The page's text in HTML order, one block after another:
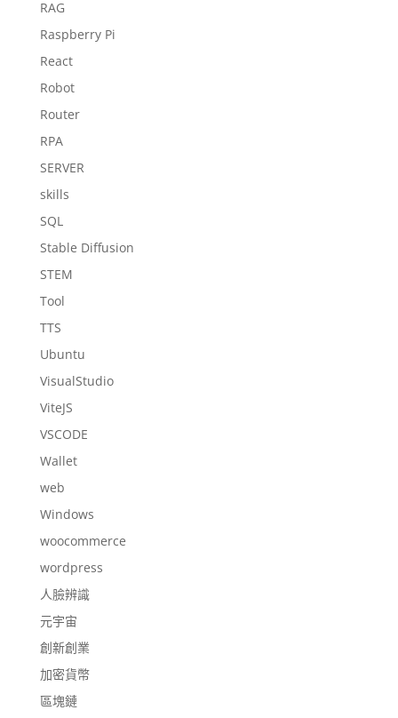
RAG
Raspberry Pi
React
Robot
Router
RPA
SERVER
skills
SQL
Stable Diffusion
STEM
Tool
TTS
Ubuntu
VisualStudio
ViteJS
VSCODE
Wallet
web
Windows
woocommerce
wordpress
人臉辨識
元宇宙
創新創業
加密貨幣
區塊鏈